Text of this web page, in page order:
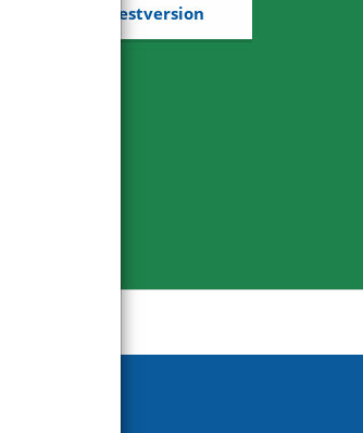
Kostenlose Testversion